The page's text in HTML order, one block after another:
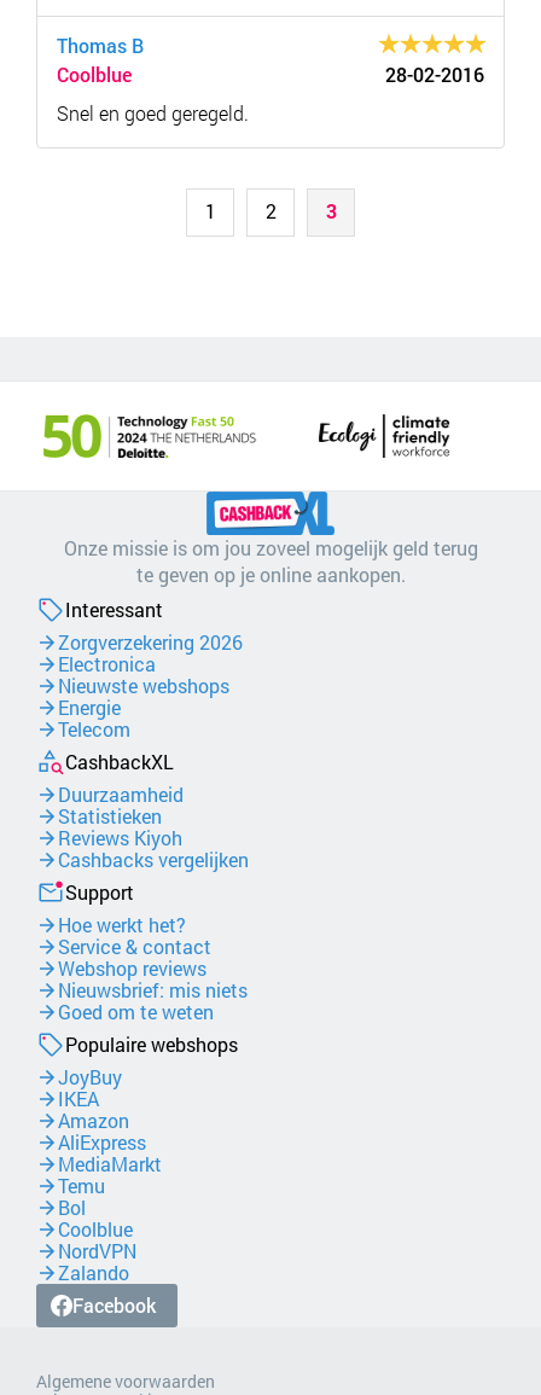
Thomas B
Coolblue
28-02-2016
Snel en goed geregeld.
1 2 3
Onze missie is om jou zoveel mogelijk geld terug
te geven op je online aankopen.
Interessant
Zorgverzekering 2026
Electronica
Nieuwste webshops
Energie
Telecom
CashbackXL
Duurzaamheid
Statistieken
Reviews Kiyoh
Cashbacks vergelijken
Support
Hoe werkt het?
Service & contact
Webshop reviews
Nieuwsbrief: mis niets
Goed om te weten
Populaire webshops
JoyBuy
IKEA
Amazon
AliExpress
MediaMarkt
Temu
Bol
Coolblue
NordVPN
Zalando
Facebook
Algemene voorwaarden